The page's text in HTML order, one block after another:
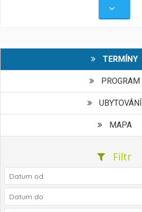
TERMÍNY
PROGRAM
UBYTOVÁNÍ
MAPA
Filtr